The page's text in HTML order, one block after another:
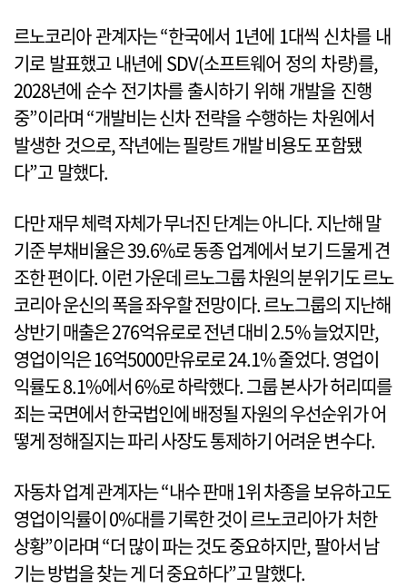
르노코리아 관계자는 “한국에서 1년에 1대씩 신차를 내
기로 발표했고 내년에 SDV(소프트웨어 정의 차량)를,
2028년에 순수 전기차를 출시하기 위해 개발을 진행
중”이라며 “개발비는 신차 전략을 수행하는 차원에서
발생한 것으로, 작년에는 필랑트 개발 비용도 포함됐
다”고 말했다.
다만 재무 체력 자체가 무너진 단계는 아니다. 지난해 말
기준 부채비율은 39.6%로 동종 업계에서 보기 드물게 견
조한 편이다. 이런 가운데 르노그룹 차원의 분위기도 르노
코리아 운신의 폭을 좌우할 전망이다. 르노그룹의 지난해
상반기 매출은 276억유로로 전년 대비 2.5% 늘었지만,
영업이익은 16억5000만유로로 24.1% 줄었다. 영업이
익률도 8.1%에서 6%로 하락했다. 그룹 본사가 허리띠를
죄는 국면에서 한국법인에 배정될 자원의 우선순위가 어
떻게 정해질지는 파리 사장도 통제하기 어려운 변수다.
자동차 업계 관계자는 “내수 판매 1위 차종을 보유하고도
영업이익률이 0%대를 기록한 것이 르노코리아가 처한
상황”이라며 “더 많이 파는 것도 중요하지만, 팔아서 남
기는 방법을 찾는 게 더 중요하다”고 말했다.